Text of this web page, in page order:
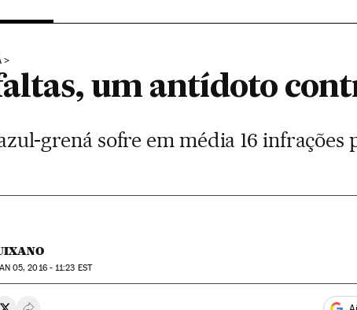
um antídoto
grená sofre em média 16 infrações
05, 2016 - 11:23 EST